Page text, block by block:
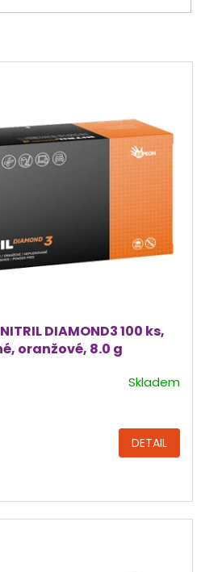
DIAMOND3 100 ks,
oranžové, 8.0 g
Skladem
DETAIL